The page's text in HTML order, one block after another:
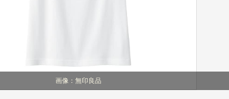
画像：無印良品